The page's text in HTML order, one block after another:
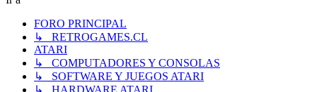
FORO PRINCIPAL
↳ RETROGAMES.CL
ATARI
↳ COMPUTADORES Y CONSOLAS
↳ SOFTWARE Y JUEGOS ATARI